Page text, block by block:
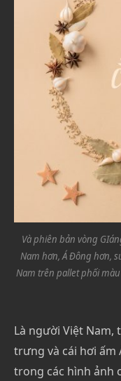
Và phiên bản vòng
Nam hơn, Á Đông hơn,
Nam trên pallet phối
Là người Việt Nam,
trưng và cái hơi ấm
trong các hình ảnh